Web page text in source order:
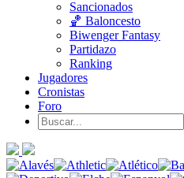
Sancionados
🏀 Baloncesto
Biwenger Fantasy
Partidazo
Ranking
Jugadores
Cronistas
Foro